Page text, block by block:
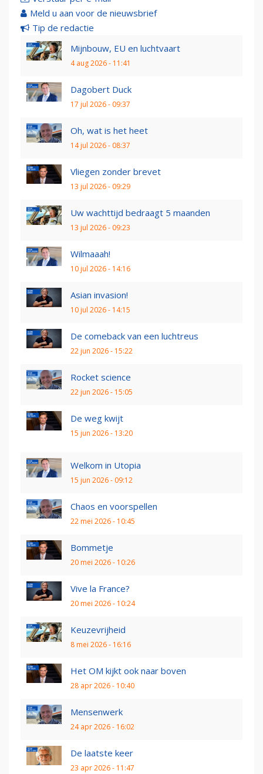
Meld u aan voor de nieuwsbrief
Tip de redactie
Mijnbouw, EU en luchtvaart
4 aug 2026 - 11:41
Dagobert Duck
17 jul 2026 - 09:37
Oh, wat is het heet
14 jul 2026 - 08:37
Vliegen zonder brevet
13 jul 2026 - 09:29
Uw wachttijd bedraagt 5 maanden
13 jul 2026 - 09:23
Wilmaaah!
10 jul 2026 - 14:16
Asian invasion!
10 jul 2026 - 14:15
De comeback van een luchtreus
22 jun 2026 - 15:22
Rocket science
22 jun 2026 - 15:05
De weg kwijt
15 jun 2026 - 13:20
Welkom in Utopia
15 jun 2026 - 09:12
Chaos en voorspellen
22 mei 2026 - 10:45
Bommetje
20 mei 2026 - 10:26
Vive la France?
20 mei 2026 - 10:24
Keuzevrijheid
8 mei 2026 - 16:16
Het OM kijkt ook naar boven
28 apr 2026 - 10:40
Mensenwerk
24 apr 2026 - 16:02
De laatste keer
23 apr 2026 - 11:47